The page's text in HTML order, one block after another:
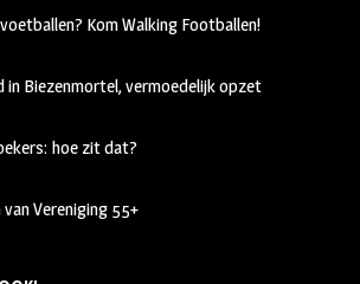
Kom Walking Footballen!
in Biezenmortel, vermoedelijk opzet
hoe zit dat?
Vereniging 55+